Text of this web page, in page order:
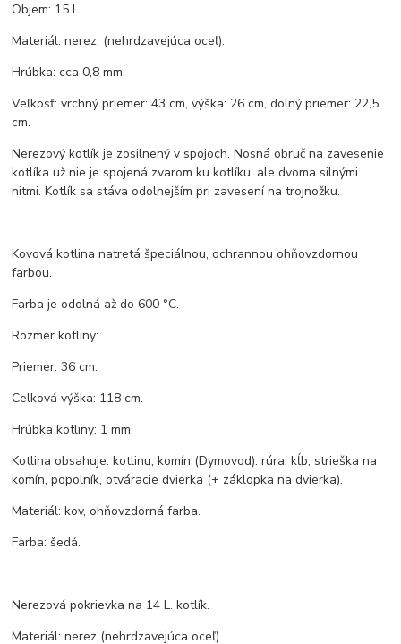
Objem: 15 L.
Materiál: nerez, (nehrdzavejúca oceľ).
Hrúbka: cca 0,8 mm.
Veľkosť: vrchný priemer: 43 cm, výška: 26 cm, dolný priemer: 22,5
cm.
Nerezový kotlík je zosilnený v spojoch. Nosná obruč na zavesenie
kotlíka už nie je spojená zvarom ku kotlíku, ale dvoma silnými
nitmi. Kotlík sa stáva odolnejším pri zavesení na trojnožku.
Kovová kotlina natretá špeciálnou, ochrannou ohňovzdornou
farbou.
Farba je odolná až do 600 °C.
Rozmer kotliny:
Priemer: 36 cm.
Celková výška: 118 cm.
Hrúbka kotliny: 1 mm.
Kotlina obsahuje: kotlinu, komín (Dymovod): rúra, kĺb, strieška na
komín, popolník, otváracie dvierka (+ záklopka na dvierka).
Materiál: kov, ohňovzdorná farba.
Farba: šedá.
Nerezová pokrievka na 14 L. kotlík.
Materiál: nerez (nehrdzavejúca oceľ).